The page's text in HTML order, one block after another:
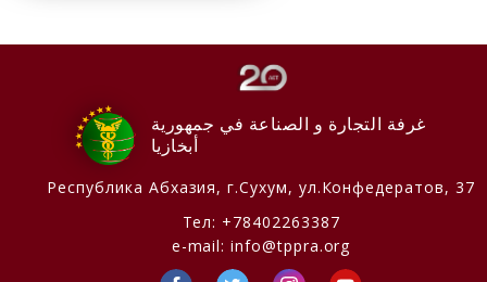
غرفة التجارة و الصناعة في جمهورية
أبخازيا
Республика Абхазия, г.Сухум, ул.Конфедератов, 37
Тел: +78402263387
e-mail:info@tppra.org